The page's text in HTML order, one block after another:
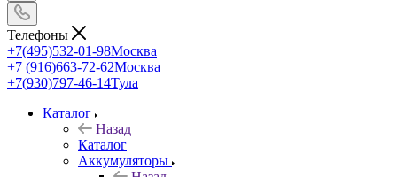
Телефоны
+7(495)532-01-98Москва
+7 (916)663-72-62Москва
+7(930)797-46-14Тула
Каталог
Назад
Каталог
Аккумуляторы